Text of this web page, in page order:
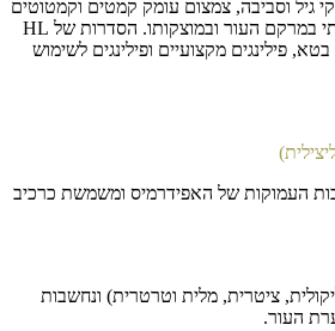
גיל וסביבה, צמצום עומק קמטים וקמטוטים
והשגת שינוי משמעותי במרקם העור ובמוצקותו. הסדרות של HL
פילינגים מקצועיים ופילינגים לשימוש
העמוקות של האפידרמיס ומשמשת כרכיב
ציטרית, מלית וטרטרית) ונחשבות
העור.